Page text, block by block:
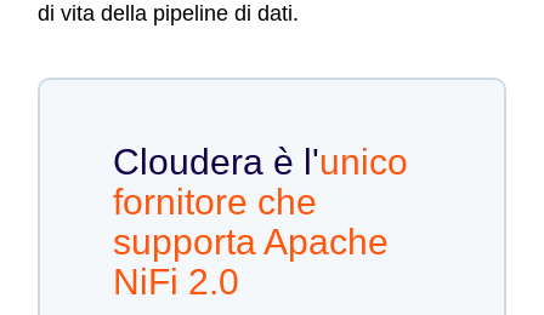
di vita della pipeline di dati.
Cloudera è l'unico
fornitore che
supporta Apache
NiFi 2.0